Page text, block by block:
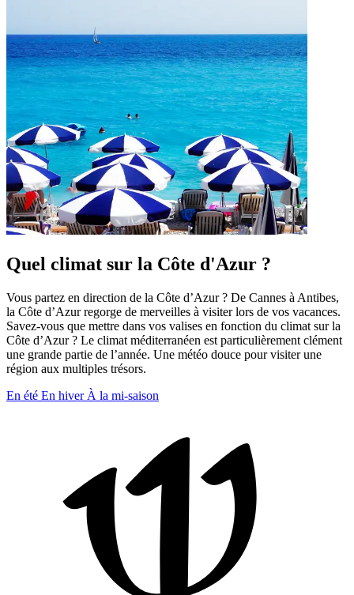
Quel climat sur la Côte d'Azur ?
Vous partez en direction de la Côte d’Azur ? De Cannes à Antibes,
la Côte d’Azur regorge de merveilles à visiter lors de vos vacances.
Savez-vous que mettre dans vos valises en fonction du climat sur la
Côte d’Azur ? Le climat méditerranéen est particulièrement clément
une grande partie de l’année. Une météo douce pour visiter une
région aux multiples trésors.
En été En hiver À la mi-saison